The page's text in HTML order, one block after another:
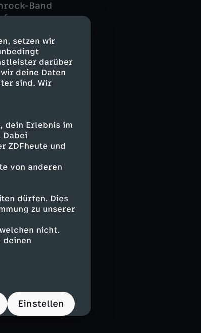
setzen wir
darüber
deine Daten
sind. Wir
dein Erlebnis im
Dabei
ZDFheute und
von anderen
dürfen. Dies
zu unserer
nicht.
deinen
Einstellen
Band
der
sich